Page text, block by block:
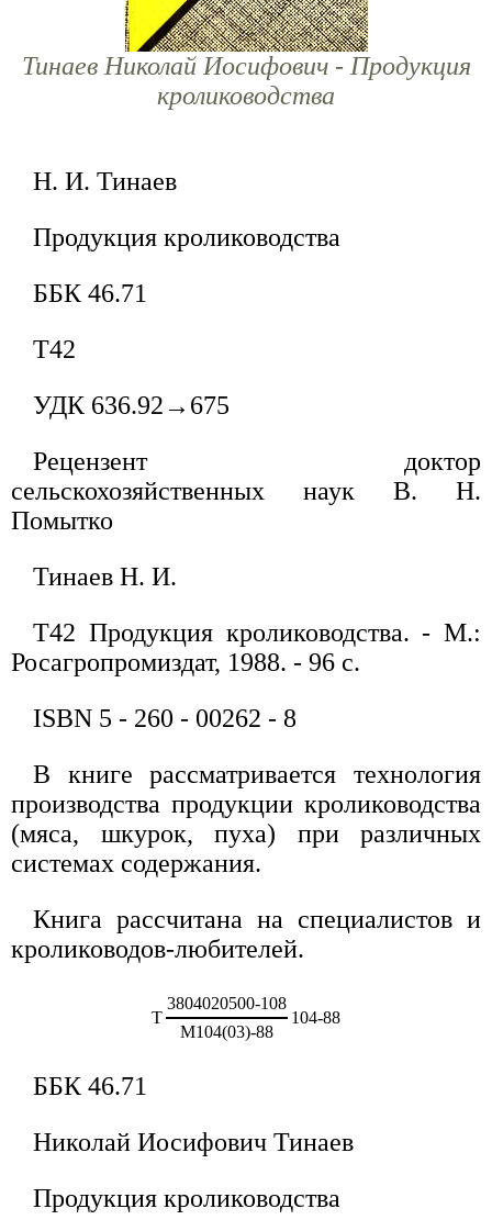
Тинаев Николай Иосифович - Продукция
кролиководства
Н. И. Тинаев
Продукция кролиководства
ББК 46.71
Т42
УДК 636.92→675
Рецензент доктор
сельскохозяйственных наук В. Н.
Помытко
Тинаев Н. И.
Т42 Продукция кролиководства. - М.:
Росагропромиздат, 1988. - 96 с.
ISBN 5 - 260 - 00262 - 8
В книге рассматривается технология
производства продукции кролиководства
(мяса, шкурок, пуха) при различных
системах содержания.
Книга рассчитана на специалистов и
кролиководов-любителей.
Т
3804020500-108
104-88
М104(03)-88
ББК 46.71
Николай Иосифович Тинаев
Продукция кролиководства